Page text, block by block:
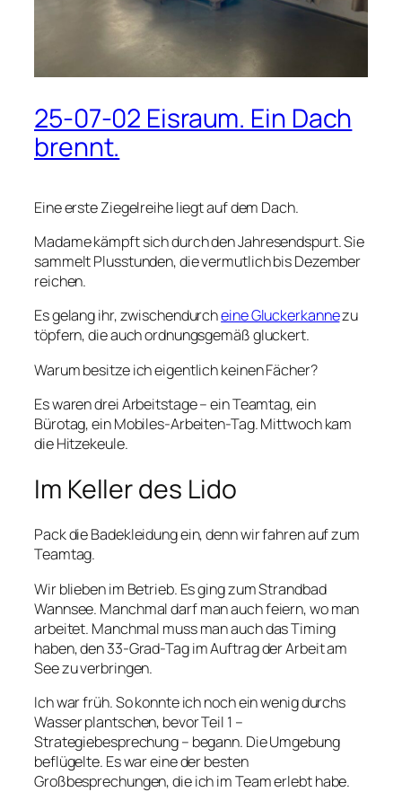
25-07-02 Eisraum. Ein Dach
brennt.
Eine erste Ziegelreihe liegt auf dem Dach.
Madame kämpft sich durch den Jahresendspurt. Sie
sammelt Plusstunden, die vermutlich bis Dezember
reichen.
Es gelang ihr, zwischendurcheine Gluckerkannezu
töpfern, die auch ordnungsgemäß gluckert.
Warum besitze ich eigentlich keinen Fächer?
Es waren drei Arbeitstage – ein Teamtag, ein
Bürotag, ein Mobiles-Arbeiten-Tag. Mittwoch kam
die Hitzekeule.
Im Keller des Lido
Pack die Badekleidung ein, denn wir fahren auf zum
Teamtag.
Wir blieben im Betrieb. Es ging zum Strandbad
Wannsee. Manchmal darf man auch feiern, wo man
arbeitet. Manchmal muss man auch das Timing
haben, den 33-Grad-Tag im Auftrag der Arbeit am
See zu verbringen.
Ich war früh. So konnte ich noch ein wenig durchs
Wasser plantschen, bevor Teil 1 –
Strategiebesprechung – begann. Die Umgebung
beflügelte. Es war eine der besten
Großbesprechungen, die ich im Team erlebt habe.